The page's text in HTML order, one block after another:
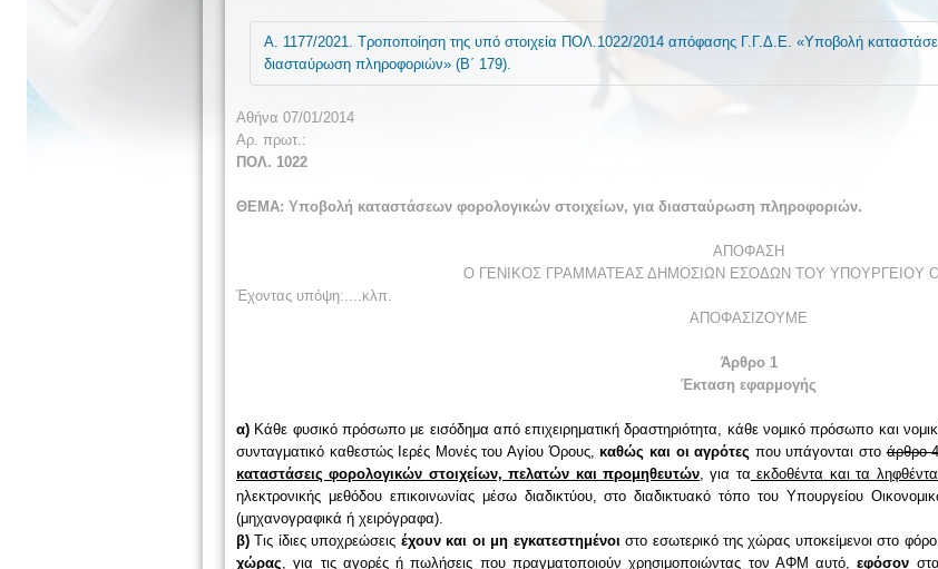
Α. 1177/2021. Τροποποίηση της υπό στοιχεία ΠΟΛ.1022/2014 απόφασης Γ.Γ.Δ.Ε. «Υποβολή
διασταύρωση πληροφοριών» (Β΄ 179).
Αθήνα 07/01 /2014
Αρ. πρωτ.:
ΠΟΛ. 1022
ΘΕΜΑ: Υποβολή καταστάσεων φορολογικών στοιχείων, για διασταύρωση πληροφοριών.
ΑΠΟΦΑΣΗ
Ο ΓΕΝΙΚΟΣ ΓΡΑΜΜΑΤΕΑΣ ΔΗΜΟΣΙΩΝ ΕΣΟΔΩΝ ΤΟΥ ΥΠΟΥΡΓΕΙΟΥ
Έχοντας υπόψη:....κλπ.
ΑΠΟΦΑΣΙΖΟΥΜΕ
Άρθρο 1
Έκταση εφαρμογής
α) Κάθε φυσικό πρόσωπο με εισόδημα από επιχειρηματική δραστηριότητα, κάθε νομικό πρόσωπο και
συ­νταγματικό καθεστώς Ιερές Μονές του Αγίου Όρους,καθώς και οι αγρότες που υπάγονται στοάρθρο
καταστάσεις φορολογικών στοιχείων, πελατών και προμηθευτών , για τα εκδοθέντα και τα
ηλεκτρονικής μεθόδου επικοινωνίας μέσω διαδικτύου, στο διαδικτυακό τόπο του Υπουργείου
(μηχανογραφικά ή χειρόγραφα).
β) Τις ίδιες υποχρεώσεις έχουν και οι μη εγκατεστημένοι στο εσωτερικό της χώρας υποκείμενοι στο
χώρας , για τις αγορές ή πωλήσεις που πραγματοποιούν χρησιμοποιώντας τον ΑΦΜ αυτό ,εφόσον